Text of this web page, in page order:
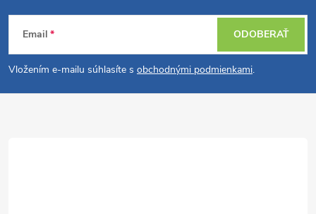
Z
á
p
Email
Vložením e-mailu súhlasíte s obchodnými podmienkami.
ODOBERAŤ